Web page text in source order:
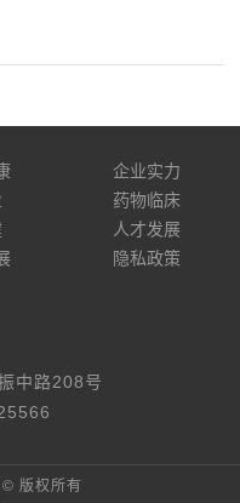
企业实力
药物临床
人才发展
隐私政策
中路208号
版权所有